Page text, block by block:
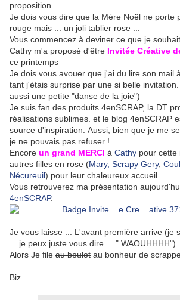
proposition ...
Je dois vous dire que la Mère Noël ne porte
rouge mais ... un joli tablier rose ...
Vous commencez à deviner ce que je
Cathy m'a proposé d'être Invitée Créative
ce printemps
Je dois vous avouer que j'ai du lire son mail
tant j'étais surprise par une si belle
aussi une petite "danse de la joie")
Je suis fan des produits 4enSCRAP, la DT
réalisations sublimes. et le blog 4enSCRAP
source d'inspiration. Aussi, bien que je me
je ne pouvais pas refuser !
Encore un grand MERCI à Cathy pour cette
autres filles en rose (Mary, Scrapy Gery,
Nécureuil) pour leur chaleureux accueil.
Vous retrouverez ma présentation
4enSCRAP.
Je vous laisse ... L'avant première arrive (je
... je peux juste vous dire ...." WAOUHHHH") ...
Alors Je file au boulot au bonheur de
Biz